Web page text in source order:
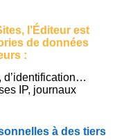
l’Éditeur est
de données
:
d’identification…
IP, journaux
à des tiers